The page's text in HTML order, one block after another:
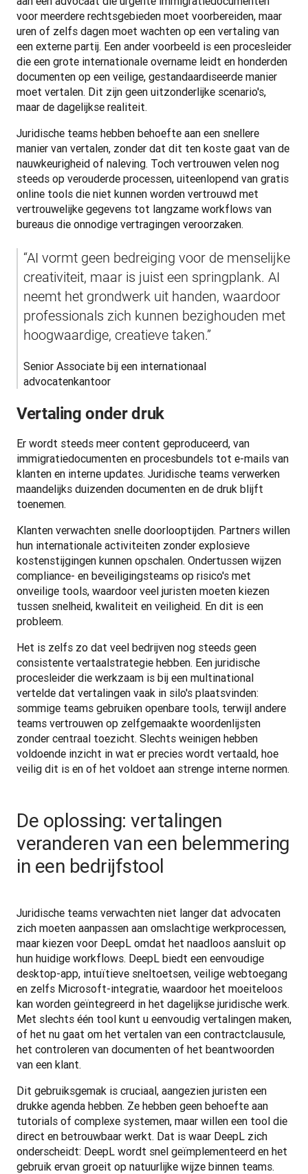
voor meerdere rechtsgebieden moet voorbereiden, maar
uren of zelfs dagen moet wachten op een vertaling van
een externe partij. Een ander voorbeeld is een procesleider
die een grote internationale overname leidt en honderden
documenten op een veilige, gestandaardiseerde manier
moet vertalen. Dit zijn geen uitzonderlijke scenario's,
maar de dagelijkse realiteit.
Juridische teams hebben behoefte aan een snellere
manier van vertalen, zonder dat dit ten koste gaat van de
nauwkeurigheid of naleving. Toch vertrouwen velen nog
steeds op verouderde processen, uiteenlopend van gratis
online tools die niet kunnen worden vertrouwd met
vertrouwelijke gegevens tot langzame workflows van
bureaus die onnodige vertragingen veroorzaken.
“AI vormt geen bedreiging voor de menselijke
creativiteit, maar is juist een springplank. AI
neemt het grondwerk uit handen, waardoor
professionals zich kunnen bezighouden met
hoogwaardige, creatieve taken.”
Senior Associate bij een internationaal
advocatenkantoor
Vertaling onder druk
Er wordt steeds meer content geproduceerd, van
immigratiedocumenten en procesbundels tot e-mails van
klanten en interne updates. Juridische teams verwerken
maandelijks duizenden documenten en de druk blijft
toenemen.
Klanten verwachten snelle doorlooptijden. Partners willen
hun internationale activiteiten zonder explosieve
kostenstijgingen kunnen opschalen. Ondertussen wijzen
compliance- en beveiligingsteams op risico's met
onveilige tools, waardoor veel juristen moeten kiezen
tussen snelheid, kwaliteit en veiligheid. En dit is een
probleem.
Het is zelfs zo dat veel bedrijven nog steeds geen
consistente vertaalstrategie hebben. Een juridische
procesleider die werkzaam is bij een multinational
vertelde dat vertalingen vaak in silo's plaatsvinden:
sommige teams gebruiken openbare tools, terwijl andere
teams vertrouwen op zelfgemaakte woordenlijsten
zonder centraal toezicht. Slechts weinigen hebben
voldoende inzicht in wat er precies wordt vertaald, hoe
veilig dit is en of het voldoet aan strenge interne normen.
De oplossing: vertalingen
veranderen van een belemmering
in een bedrijfstool
Juridische teams verwachten niet langer dat advocaten
zich moeten aanpassen aan omslachtige werkprocessen,
maar kiezen voor DeepL omdat het naadloos aansluit op
hun huidige workflows. DeepL biedt een eenvoudige
desktop-app, intuïtieve sneltoetsen, veilige webtoegang
en zelfs Microsoft-integratie, waardoor het moeiteloos
kan worden geïntegreerd in het dagelijkse juridische werk.
Met slechts één tool kunt u eenvoudig vertalingen maken,
of het nu gaat om het vertalen van een contractclausule,
het controleren van documenten of het beantwoorden
van een klant.
Dit gebruiksgemak is cruciaal, aangezien juristen een
drukke agenda hebben. Ze hebben geen behoefte aan
tutorials of complexe systemen, maar willen een tool die
direct en betrouwbaar werkt. Dat is waar DeepL zich
onderscheidt: DeepL wordt snel geïmplementeerd en het
gebruik ervan groeit op natuurlijke wijze binnen teams.